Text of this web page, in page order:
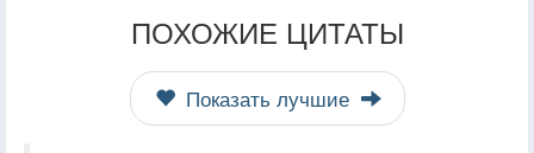
ПОХОЖИЕ ЦИТАТЫ
Показать лучшие